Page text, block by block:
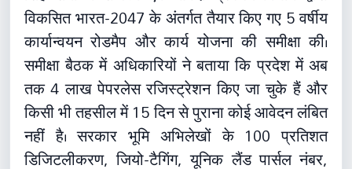
HARYANA
Chandigarh: हरियाणा में राजस्व विभाग के
डिजिटलीकरण पर जोर, ई-गवर्नेंस को बढ़ावा
15 May 2026, 11:10 PM
पारदर्शिता बढ़ाने के लिए डिजिटल सिस्टम लागू होगा
चंडीगढ़: हरियाणा में मुख्यमंत्री नायब सिंह सैनी ने राजस्व
तंत्र को पूरी तरह डिजिटल बनाने के निर्देश जारी किए
गए हैं। इस पहल का उद्देश्य भूमि से जुड़े कार्यों को अधिक
पारदर्शी, तेज और सुगम बनाना है। सरकार ने संबंधित
विभागों को निर्देश दिए हैं कि सभी पुराने रिकॉर्ड का